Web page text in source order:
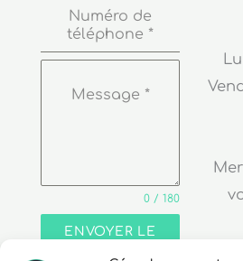
Numéro de
téléphone *
Message *
0 / 180
ENVOYER LE